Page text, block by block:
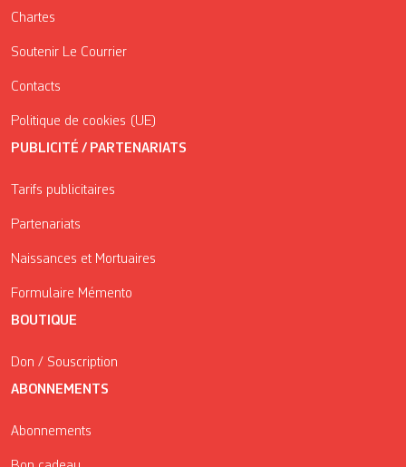
Chartes
Soutenir Le Courrier
Contacts
Politique de cookies (UE)
PUBLICITÉ / PARTENARIATS
Tarifs publicitaires
Partenariats
Naissances et Mortuaires
Formulaire Mémento
BOUTIQUE
Don / Souscription
ABONNEMENTS
Abonnements